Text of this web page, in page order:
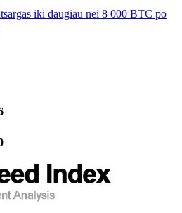
iki daugiau nei 8 000 BTC po